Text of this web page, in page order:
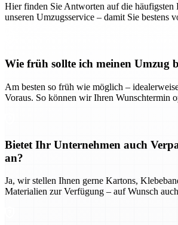
Hier finden Sie Antworten auf die häufigsten
unseren Umzugsservice – damit Sie bestens
Wie früh sollte ich meinen Umzug
Am besten so früh wie möglich –
Voraus. So können wir Ihren Wunschtermin
Bietet Ihr Unternehmen auch
an?
Ja, wir stellen Ihnen gerne Kartons,
Materialien zur Verfügung – auf Wunsch